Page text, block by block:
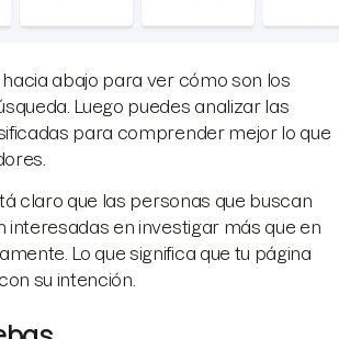
abajo para ver cómo son los
Luego puedes analizar las
para comprender mejor lo que
claro que las personas que buscan
interesadas en investigar más que en
Lo que significa que tu página
su intención.